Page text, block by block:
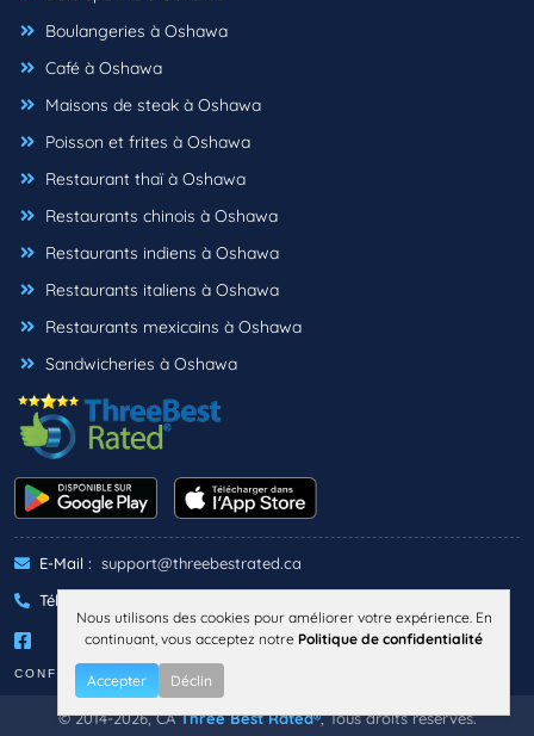
Boulangeries à Oshawa
Café à Oshawa
Maisons de steak à Oshawa
Poisson et frites à Oshawa
Restaurant thaï à Oshawa
Restaurants chinois à Oshawa
Restaurants indiens à Oshawa
Restaurants italiens à Oshawa
Restaurants mexicains à Oshawa
Sandwicheries à Oshawa
E-Mail : support@threebestrated.ca
Téléphone :
CONFIDENTIALITÉ TERMES
© 2014-2026, CAThree Best Rated®, Tous droits réservés.
Nous utilisons des cookies pour améliorer votre expérience. En
continuant, vous acceptez notre Politique de confidentialité
Accepter Déclin